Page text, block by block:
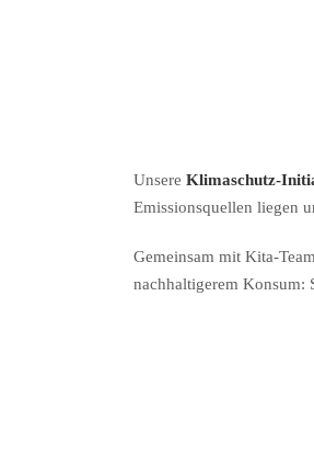
Unsere Klimaschutz-
Emissionsquellen liegen
Gemeinsam mit Kita-
nachhaltigerem Konsum: